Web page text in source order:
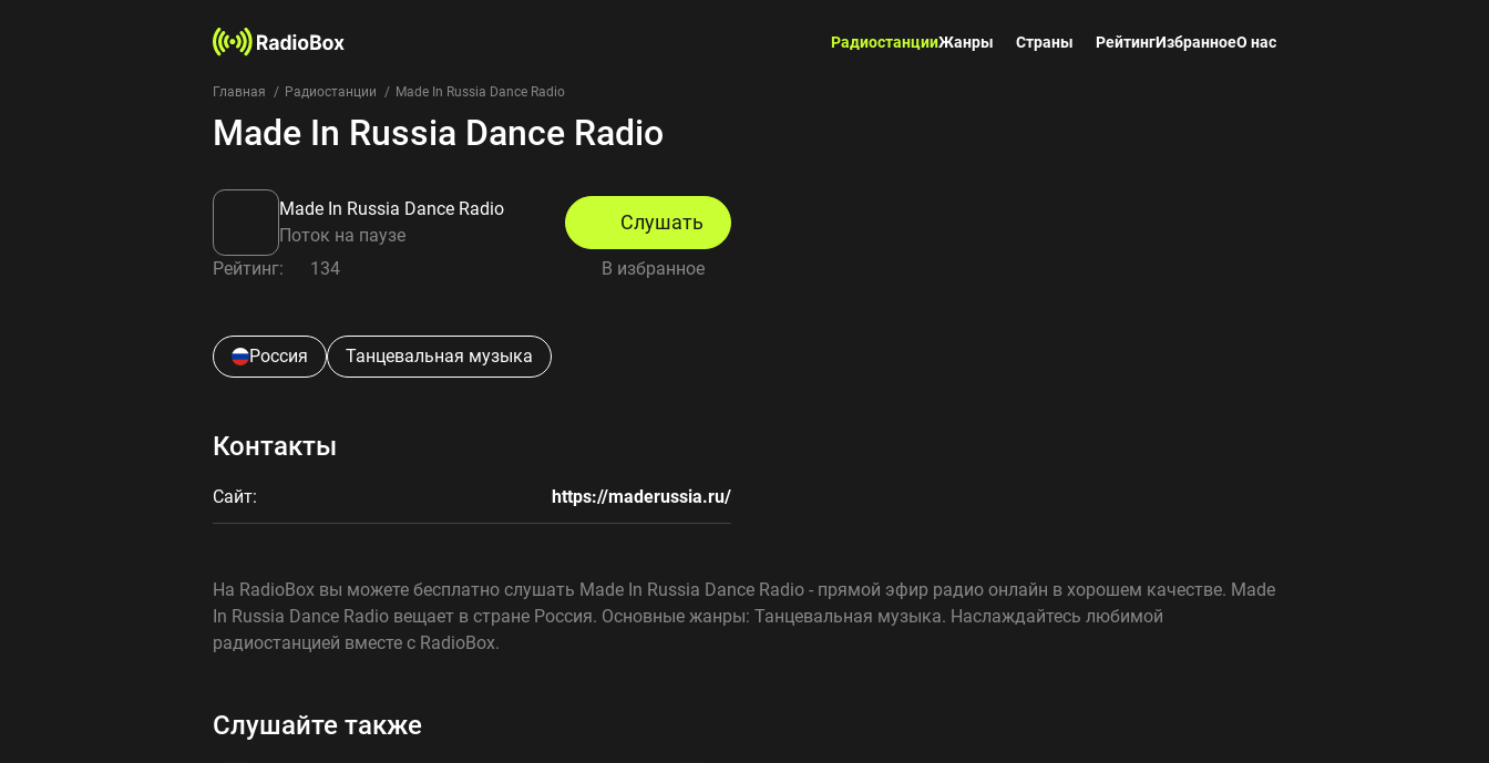
РадиостанцииЖанры Страны РейтингИзбранноеО нас
Главная Радиостанции Made In Russia Dance Radio
Made In Russia Dance Radio
Made In Russia Dance Radio
Поток на паузе
Слушать
Рейтинг: 134 В избранное
Россия Танцевальная музыка
Контакты
Сайт: https://maderussia.ru/
На RadioBox вы можете бесплатно слушать Made In Russia Dance Radio - прямой эфир радио онлайн в хорошем качестве. Made
In Russia Dance Radio вещает в стране Россия. Основные жанры: Танцевальная музыка. Наслаждайтесь любимой
радиостанцией вместе с RadioBox.
Слушайте также